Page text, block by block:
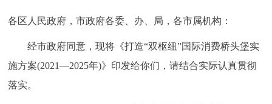
政民互动
各区人民政府，市政府各委、办、局，各市属机构：
经市政府同意，现将《打造“双枢纽”国际消费桥头堡实
施方案(2021—2025年)》印发给你们，请结合实际认真贯彻
落实。